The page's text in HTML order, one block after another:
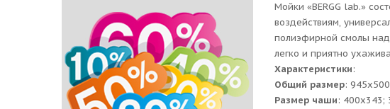
Мойки «BERGG lab.»
воздействиям,
полиэфирной смолы
легко и приятно
Характеристики:
Общий размер:
Размер чаши: 400х343;